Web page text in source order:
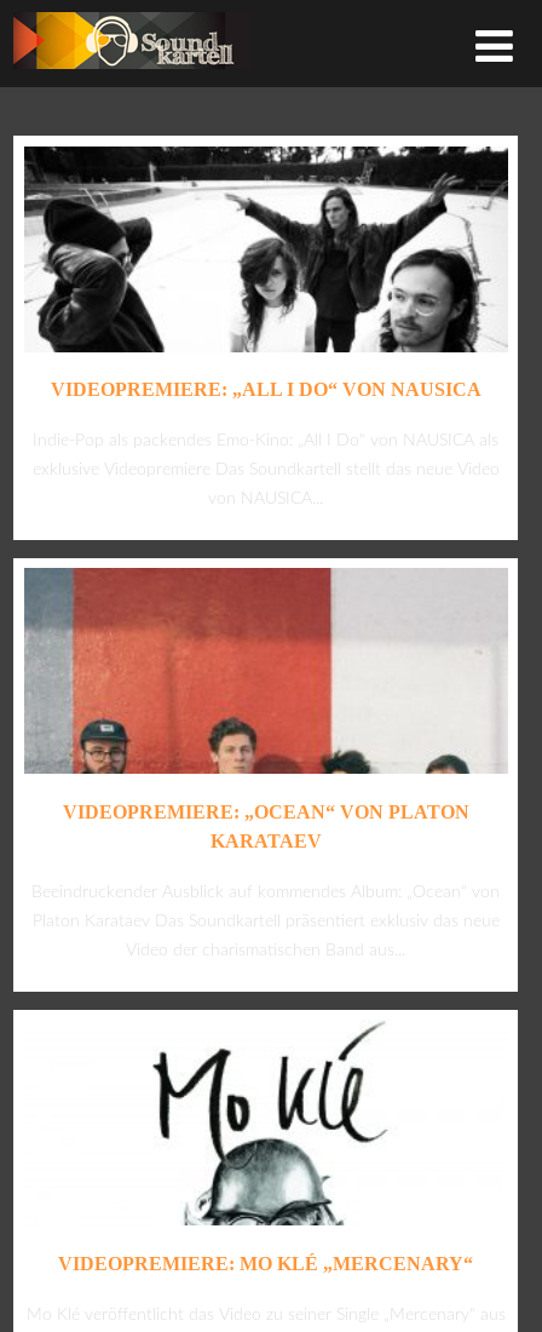
VIDEOPREMIERE: „ALL I DO“ VON NAUSICA
Indie-Pop als packendes Emo-Kino: „All I Do“ von NAUSICA als
exklusive Videopremiere Das Soundkartell stellt das neue Video
von NAUSICA...
VIDEOPREMIERE: „OCEAN“ VON PLATON
KARATAEV
Beeindruckender Ausblick auf kommendes Album: „Ocean“ von
Platon Karataev Das Soundkartell präsentiert exklusiv das neue
Video der charismatischen Band aus...
VIDEOPREMIERE: MO KLÉ „MERCENARY“
Mo Klé veröffentlicht das Video zu seiner Single „Mercenary“ aus